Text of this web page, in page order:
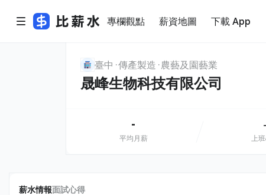
專欄觀點 薪資地圖 下載 App
臺中 傳產製造 農藝及園藝業
晟峰生物科技有限公司
-
平均月薪 上
薪水情報面試心得